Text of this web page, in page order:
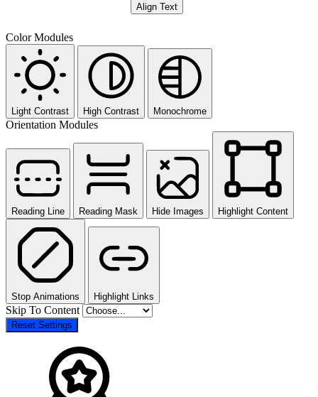
Align Text
Color Modules
Light Contrast High Contrast Monochrome
Orientation Modules
Reading Line Reading Mask Hide Images Highlight Content
Stop Animations Highlight Links
Skip To Content
Reset Settings